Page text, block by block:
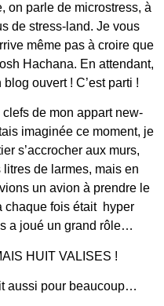
on parle de microstress, à
de stress-land. Je vous
même pas à croire que
Hachana. En attendant,
ouvert ! C’est parti !
de mon appart new-
imaginée ce moment, je
s’accrocher aux murs,
de larmes, mais en
un avion à prendre le
chaque fois était hyper
a joué un grand rôle…
HUIT VALISES !
aussi pour beaucoup…